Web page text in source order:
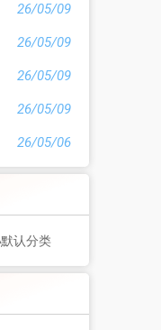
26/05/09
26/05/09
26/05/09
26/05/09
26/05/06
默认分类